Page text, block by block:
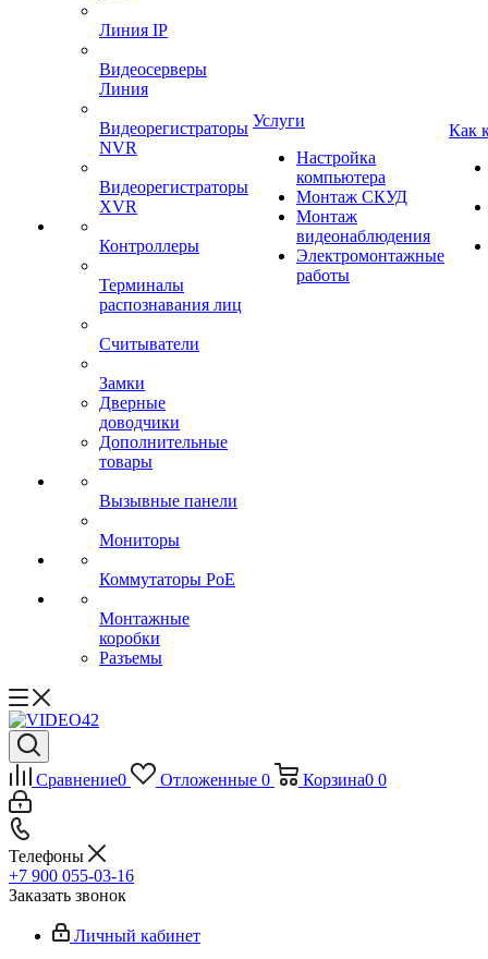
Линия IP
Видеосерверы
Линия
Видеорегистраторы
NVR
Видеорегистраторы
XVR
Контроллеры
Терминалы
распознавания лиц
Считыватели
Замки
Дверные
доводчики
Дополнительные
товары
Вызывные панели
Мониторы
Коммутаторы PoE
Монтажные
коробки
Разъемы
Услуги
Настройка
компьютера
Монтаж СКУД
Монтаж
видеонаблюдения
Электромонтажные
работы
Как
Сравнение0 Отложенные 0 Корзина0 0
Телефоны
+7 900 055-03-16
Заказать звонок
Личный кабинет